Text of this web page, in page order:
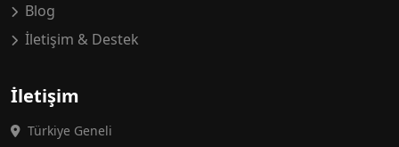
Blog
İletişim & Destek
İletişim
Türkiye Geneli